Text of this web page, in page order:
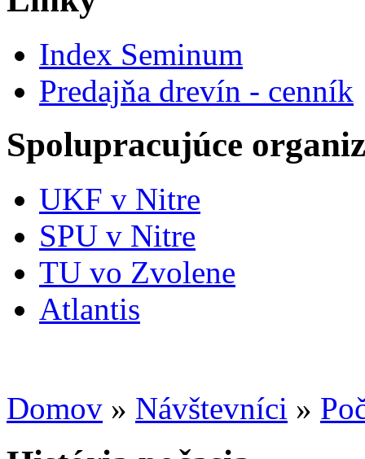
Index Seminum
Predajňa drevín - cenník
Spolupracujúce
UKF v Nitre
SPU v Nitre
TU vo Zvolene
Atlantis
Domov » Návštevníci »